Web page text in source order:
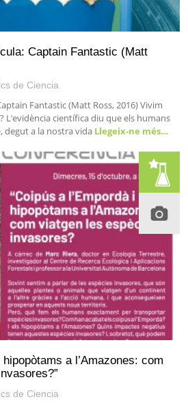
Captain Fantastic (Matt
de Ciencia
Fantastic (Matt Ross, 2016) Vivim
L’evidència científica diu que els humans
degut a la nostra vida Llegeix-ne més…
hipopòtams a l’Amazones: com
de Ciencia